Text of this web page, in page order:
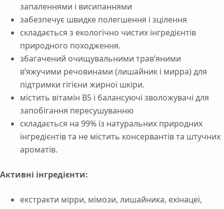
запаленнями і висипаннями
забезпечує швидке полегшення і зцілення
складається з екологічно чистих інгредієнтів
природного походження.
збагачений очищувальними трав’яними
в’яжучими речовинами (лишайник і мирра) для
підтримки гігієни жирної шкіри.
містить вітамін B5 і балансуючі зволожувачі для
запобігання пересушуванню
складається на 99% із натуральних природних
інгредієнтів та не містить консервантів та штучних
ароматів.
Активні інгредієнти:
екстракти мірри, мімози, лишайника, ехінацеї,